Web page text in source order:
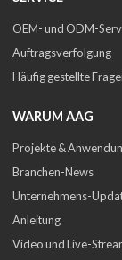
OEM- und ODM-
Auftragsverfolgung
Häufig gestellte
WARUM AAG
Projekte &
Branchen-News
Unternehmens-
Anleitung
Video und Live-